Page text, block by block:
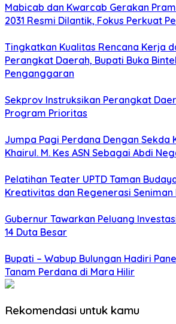
Mabicab dan Kwarcab Gerakan
2031 Resmi Dilantik, Fokus Perkuat
Tingkatkan Kualitas Rencana Kerja
Perangkat Daerah, Bupati Buka
Penganggaran
Sekprov Instruksikan Perangkat
Program Prioritas
Jumpa Pagi Perdana Dengan Sekda
Khairul. M. Kes ASN Sebagai Abdi
Pelatihan Teater UPTD Taman
Kreativitas dan Regenerasi Seniman
Gubernur Tawarkan Peluang
14 Duta Besar
Bupati – Wabup Bulungan Hadiri
Tanam Perdana di Mara Hilir
Rekomendasi untuk kamu